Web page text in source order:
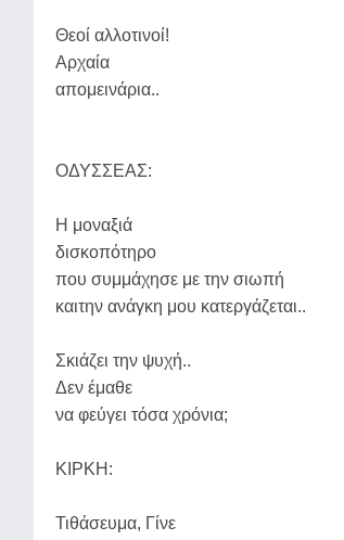
Θεοί αλλοτινοί!
Αρχαία
απομεινάρια..
ΟΔΥΣΣΕΑΣ:
Η μοναξιά
δισκοπότηρο
που συμμάχησε με την σιωπή
καιτην ανάγκη μου κατεργάζεται..
Σκιάζει την ψυχή..
Δεν έμαθε
να φεύγει τόσα χρόνια;
ΚΙΡΚΗ:
Τιθάσευμα, Γίνε